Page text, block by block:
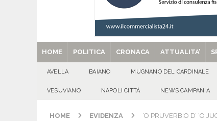
HOME POLITICA CRONACA ATTUALITA’
AVELLA BAIANO MUGNANO DEL CARDINALE
VESUVIANO NAPOLI CITTÀ NEWS CAMPANIA
HOME EVIDENZA ‘O PRUVERBIO D’ ‘O